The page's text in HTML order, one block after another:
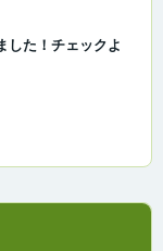
した！チェックよ